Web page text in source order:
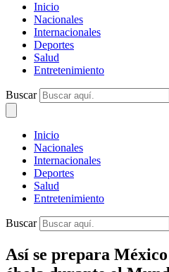
Inicio
Nacionales
Internacionales
Deportes
Salud
Entretenimiento
Buscar
Inicio
Nacionales
Internacionales
Deportes
Salud
Entretenimiento
Buscar
Así se prepara